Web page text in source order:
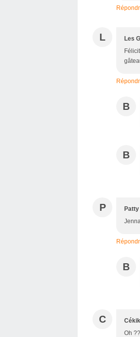
L Les
B
B
P Patty
B
C
Oh